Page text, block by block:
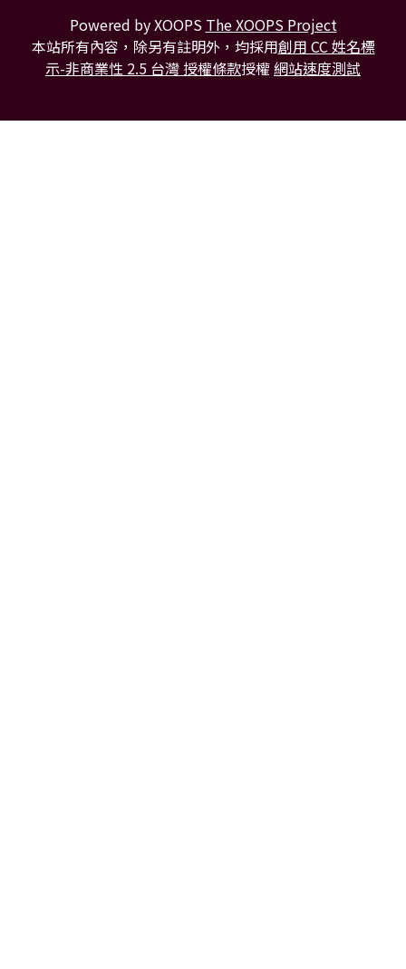
Powered by XOOPS The XOOPS Project
本站所有內容，除另有註明外，均採用創用 CC 姓名標
示-非商業性 2.5 台灣 授權條款授權網站速度測試